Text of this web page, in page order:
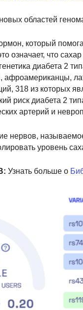
областей
который
означает, что
диабета 2
афроамериканцы,
318 из которых
риск диабета 2
артерий и
нервов,
уровень
Узнать больше о